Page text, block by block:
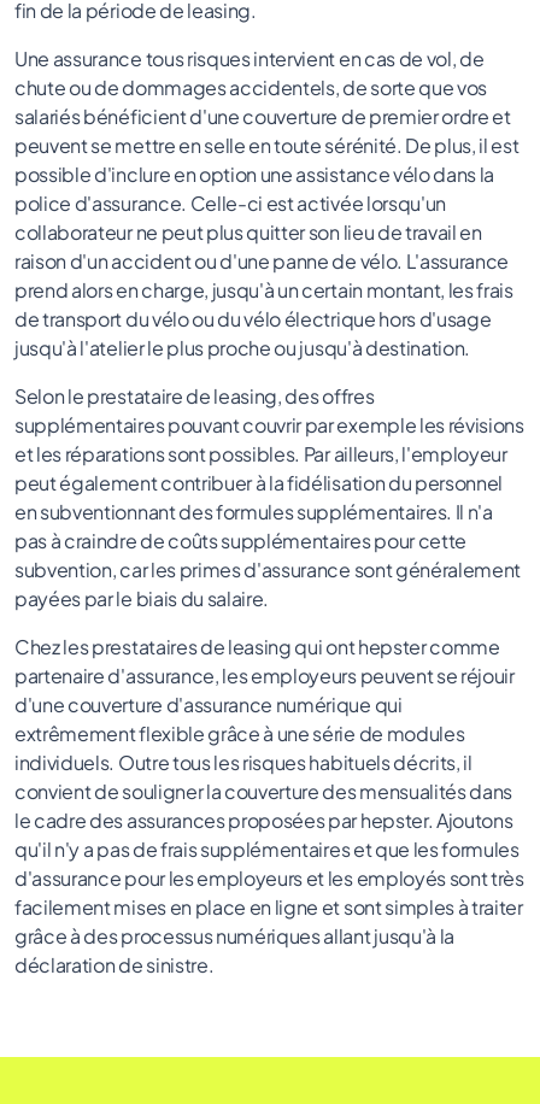
fin de la période de leasing.
Une assurance tous risques intervient en cas de vol, de
chute ou de dommages accidentels, de sorte que vos
salariés bénéficient d'une couverture de premier ordre et
peuvent se mettre en selle en toute sérénité. De plus, il est
possible d'inclure en option une assistance vélo dans la
police d'assurance. Celle-ci est activée lorsqu'un
collaborateur ne peut plus quitter son lieu de travail en
raison d'un accident ou d'une panne de vélo. L'assurance
prend alors en charge, jusqu'à un certain montant, les frais
de transport du vélo ou du vélo électrique hors d'usage
jusqu'à l'atelier le plus proche ou jusqu'à destination.
Selon le prestataire de leasing, des offres
supplémentaires pouvant couvrir par exemple les révisions
et les réparations sont possibles. Par ailleurs, l'employeur
peut également contribuer à la fidélisation du personnel
en subventionnant des formules supplémentaires. Il n'a
pas à craindre de coûts supplémentaires pour cette
subvention, car les primes d'assurance sont généralement
payées par le biais du salaire.
Chez les prestataires de leasing qui ont hepster comme
partenaire d'assurance, les employeurs peuvent se réjouir
d'une couverture d'assurance numérique qui
extrêmement flexible grâce à une série de modules
individuels. Outre tous les risques habituels décrits, il
convient de souligner la couverture des mensualités dans
le cadre des assurances proposées par hepster. Ajoutons
qu'il n'y a pas de frais supplémentaires et que les formules
d'assurance pour les employeurs et les employés sont très
facilement mises en place en ligne et sont simples à traiter
grâce à des processus numériques allant jusqu'à la
déclaration de sinistre.